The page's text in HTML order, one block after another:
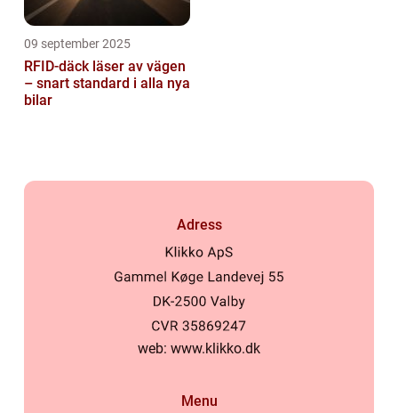
09 september 2025
RFID-däck läser av vägen
– snart standard i alla nya
bilar
Adress
web: www.klikko.dk
Menu